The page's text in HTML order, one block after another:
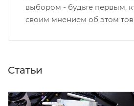
выбором - будьте первым,
своим мнением об этом
Статьи